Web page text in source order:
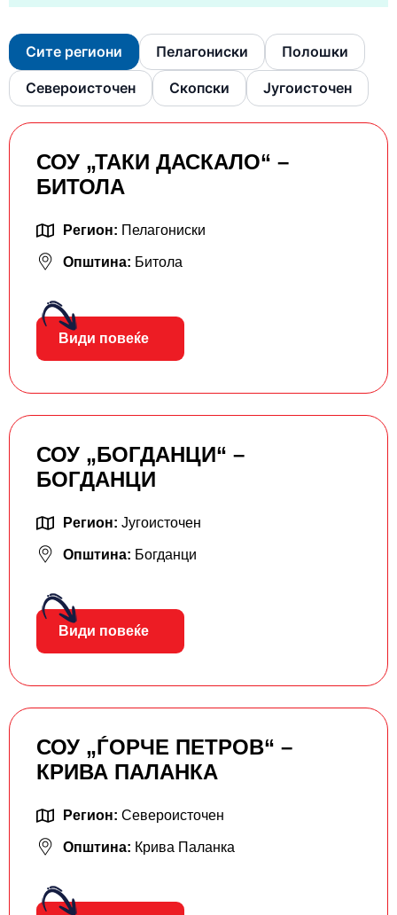
Сите региони Пелагониски Полошки
Североисточен Скопски Југоисточен
СОУ „ТАКИ ДАСКАЛО“ –
БИТОЛА
Регион: Пелагониски
Општина: Битола
Види повеќе
СОУ „БОГДАНЦИ“ –
БОГДАНЦИ
Регион: Југоисточен
Општина: Богданци
Види повеќе
СОУ „ЃОРЧЕ ПЕТРОВ“ –
КРИВА ПАЛАНКА
Регион: Североисточен
Општина: Крива Паланка